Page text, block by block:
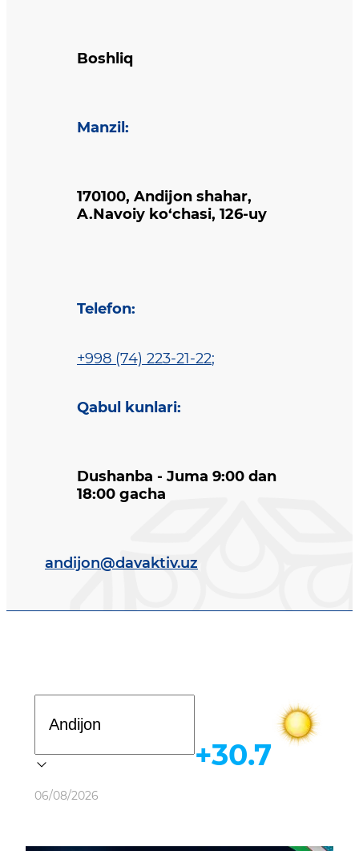
Boshliq
Manzil :
170100, Andijon shahar,
A.Navoiy ko‘chasi, 126-uy
Telefon:
+998 (74) 223-21-22;
Qabul kunlari:
Dushanba - Juma 9:00 dan
18:00 gacha
andijon@davaktiv.uz
Ob-havo
06/08/2026
+30.7